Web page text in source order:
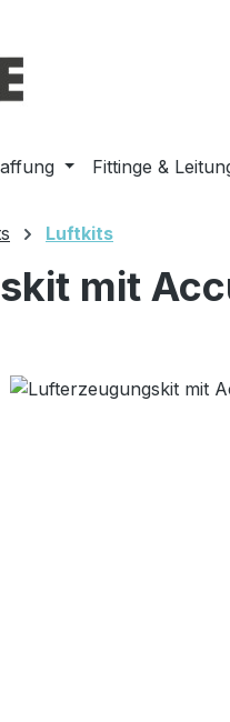
Fittinge &
Luftkits
mit